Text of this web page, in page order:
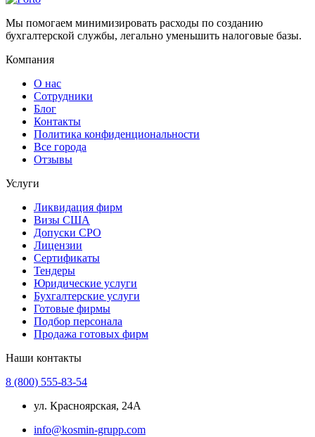
Мы помогаем минимизировать расходы по созданию
бухгалтерской службы, легально уменьшить налоговые базы.
Компания
О нас
Сотрудники
Блог
Контакты
Политика конфиденциональности
Все города
Отзывы
Услуги
Ликвидация фирм
Визы США
Допуски СРО
Лицензии
Сертификаты
Тендеры
Юридические услуги
Бухгалтерские услуги
Готовые фирмы
Подбор персонала
Продажа готовых фирм
Наши контакты
8 (800) 555-83-54
ул. Красноярская, 24А
info@kosmin-grupp.com